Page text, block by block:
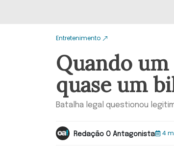
Entretenimento
Quando
quase um
Batalha legal questionou
Redação O Antagonista 4